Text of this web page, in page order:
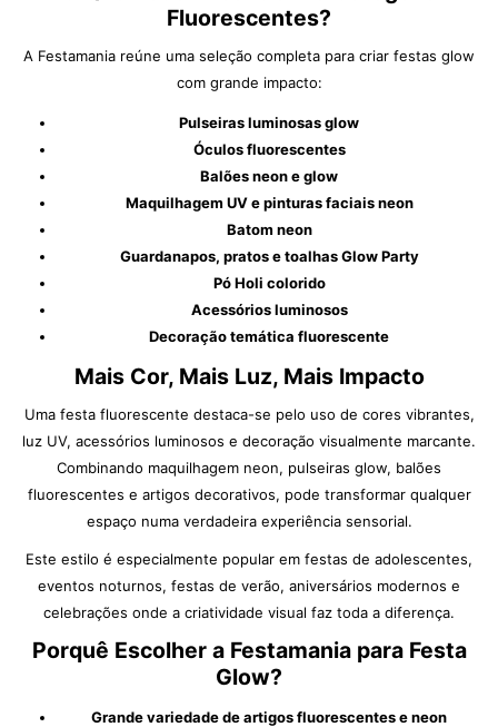
Fluorescentes?
A Festamania reúne uma seleção completa para criar festas glow
com grande impacto:
Pulseiras luminosas glow
Óculos fluorescentes
Balões neon e glow
Maquilhagem UV e pinturas faciais neon
Batom neon
Guardanapos, pratos e toalhas Glow Party
Pó Holi colorido
Acessórios luminosos
Decoração temática fluorescente
Mais Cor, Mais Luz, Mais Impacto
Uma festa fluorescente destaca-se pelo uso de cores vibrantes,
luz UV, acessórios luminosos e decoração visualmente marcante.
Combinando maquilhagem neon, pulseiras glow, balões
fluorescentes e artigos decorativos, pode transformar qualquer
espaço numa verdadeira experiência sensorial.
Este estilo é especialmente popular em festas de adolescentes,
eventos noturnos, festas de verão, aniversários modernos e
celebrações onde a criatividade visual faz toda a diferença.
Porquê Escolher a Festamania para Festa
Glow?
Grande variedade de artigos fluorescentes e neon